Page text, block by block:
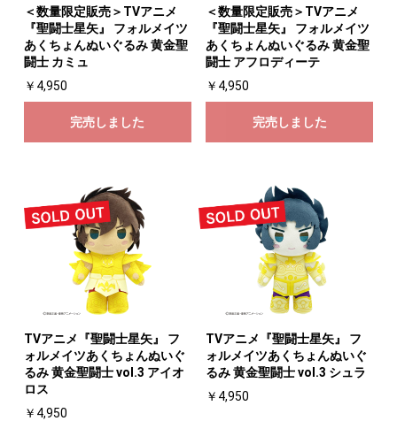
＜数量限定販売＞TVアニメ
『聖闘士星矢』 フォルメイツ
あくちょんぬいぐるみ 黄金聖
闘士 カミュ
￥4,950
完売しました
＜数量限定販売＞TVアニメ
『聖闘士星矢』 フォルメイツ
あくちょんぬいぐるみ 黄金聖
闘士 アフロディーテ
￥4,950
完売しました
TVアニメ『聖闘士星矢』 フ
ォルメイツあくちょんぬいぐ
るみ 黄金聖闘士 vol.3 アイオ
ロス
￥4,950
TVアニメ『聖闘士星矢』 フ
ォルメイツあくちょんぬいぐ
るみ 黄金聖闘士 vol.3 シュラ
￥4,950
カートへ進む